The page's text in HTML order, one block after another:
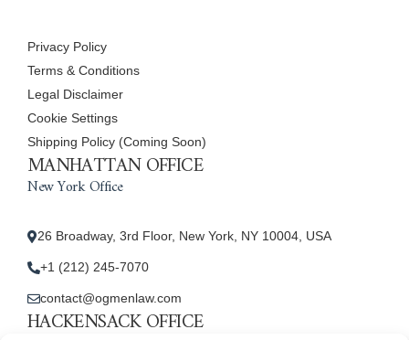
Privacy Policy
Terms & Conditions
Legal Disclaimer
Cookie Settings
Shipping Policy (Coming Soon)
MANHATTAN OFFICE
New York Office
26 Broadway, 3rd Floor, New York, NY 10004, USA
+1 (212) 245-7070
contact@ogmenlaw.com
HACKENSACK OFFICE